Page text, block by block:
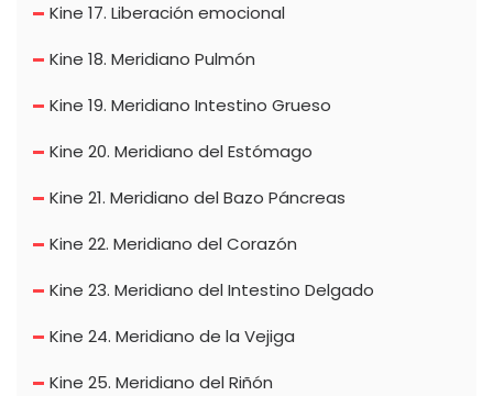
Kine 17. Liberación emocional
Kine 18. Meridiano Pulmón
Kine 19. Meridiano Intestino Grueso
Kine 20. Meridiano del Estómago
Kine 21. Meridiano del Bazo Páncreas
Kine 22. Meridiano del Corazón
Kine 23. Meridiano del Intestino Delgado
Kine 24. Meridiano de la Vejiga
Kine 25. Meridiano del Riñón